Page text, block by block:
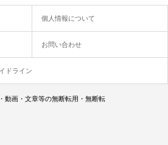
個人情報について
お問い合わせ
ドライン
動画・文章等の無断転用・無断転